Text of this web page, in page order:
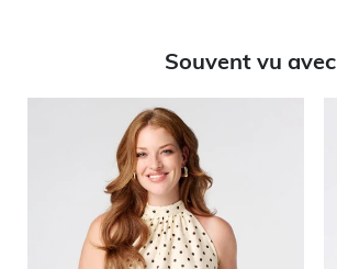
Souvent vu avec